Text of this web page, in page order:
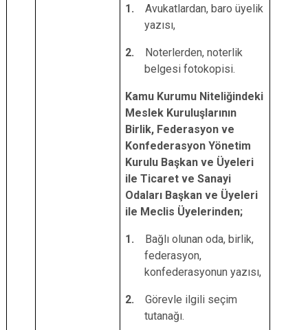
1. Avukatlardan, baro üyelik
yazısı,
2. Noterlerden, noterlik
belgesi fotokopisi.
Kamu Kurumu Niteliğindeki
Meslek Kuruluşlarının
Birlik, Federasyon ve
Konfederasyon Yönetim
Kurulu Başkan ve Üyeleri
ile Ticaret ve Sanayi
Odaları Başkan ve Üyeleri
ile Meclis Üyelerinden;
1. Bağlı olunan oda, birlik,
federasyon,
konfederasyonun yazısı,
2. Görevle ilgili seçim
tutanağı.